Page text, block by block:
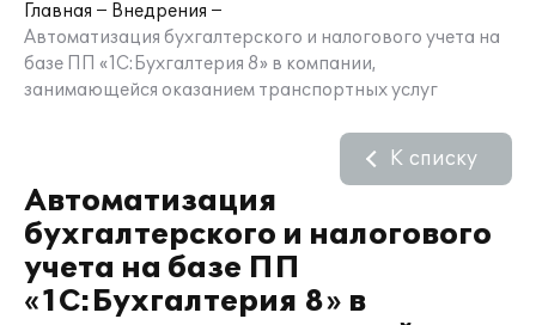
Главная
Внедрения
Автоматизация бухгалтерского и налогового учета на
базе ПП «1С:Бухгалтерия 8» в компании,
занимающейся оказанием транспортных услуг
Автоматизация
бухгалтерского и налогового
учета на базе ПП
«1С:Бухгалтерия 8» в
К списку